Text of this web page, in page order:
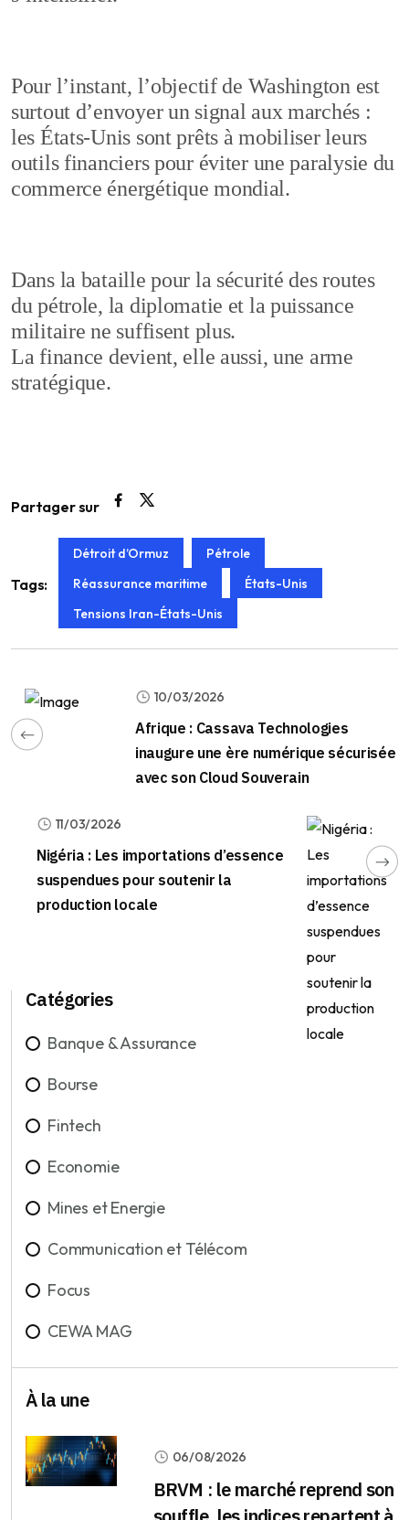
Pour l’instant, l’objectif de Washington est
surtout d’envoyer un signal aux marchés :
les États-Unis sont prêts à mobiliser leurs
outils financiers pour éviter une paralysie du
commerce énergétique mondial.
Dans la bataille pour la sécurité des routes
du pétrole, la diplomatie et la puissance
militaire ne suffisent plus.
La finance devient, elle aussi, une arme
stratégique.
Partager sur
Tags:
Détroit d’Ormuz
Pétrole
Réassurance maritime
États-Unis
Tensions Iran-États-Unis
10/03/2026
Afrique : Cassava Technologies
inaugure une ère numérique sécurisée
avec son Cloud Souverain
11/03/2026
Nigéria : Les importations d’essence
suspendues pour soutenir la
production locale
Catégories
Banque & Assurance
Bourse
Fintech
Economie
Mines et Energie
Communication et Télécom
Focus
CEWA MAG
À la une
06/08/2026
BRVM : le marché reprend son